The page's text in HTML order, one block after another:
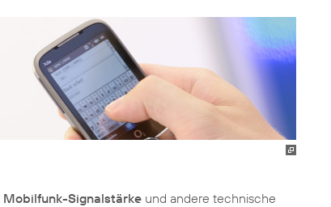
Mobilfunk-Signalstärke und andere technische